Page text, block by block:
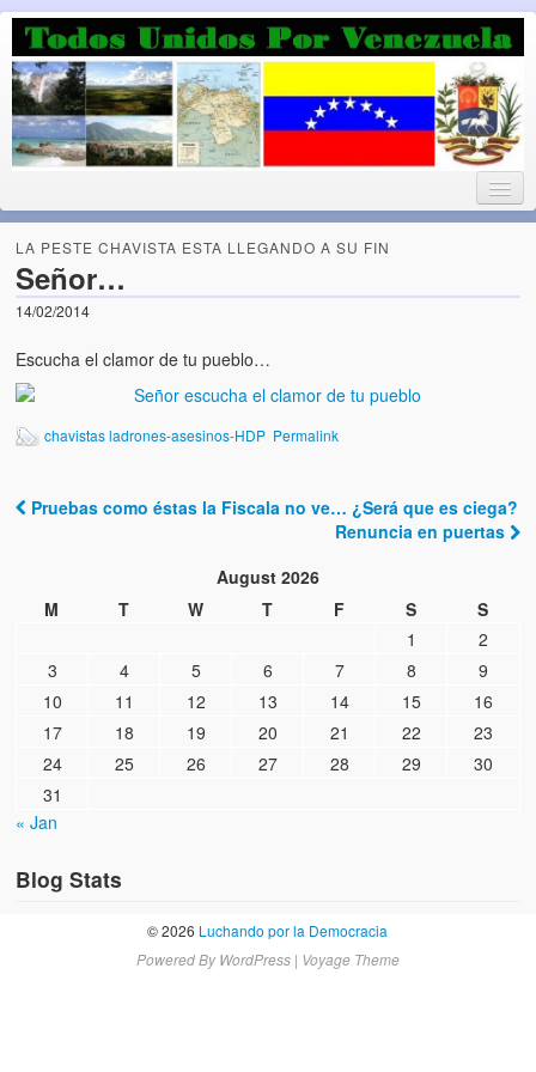
Luchando por la Democracia
Fuera el chavismo, la peor peste que le ha caido a esta tierra
Home
¡Bienvenido!
Blog. (Todos Unidos por Venezuela welcomes you to our Blog)
El Tipo y los Rojos en Los Teques (The Jerk and the Reds in
Teques)
Hablé con Chavistas (I spoke with chavistas)
La burla del Chavez “tan amante de los niños” (The mockery of
Chavez “such a children lover”)
Los niños de las calles de Venezuela (Children of the streets of
Venezuela)
Radio Emisoras y canales de televisión clausurados por el
LA PESTE CHAVISTA ESTA LLEGANDO A SU FIN
Señor…
14/02/2014
Escucha el clamor de tu pueblo…
chavistas ladrones-asesinos-HDP Permalink
Pruebas como éstas la Fiscala no ve… ¿Será que es ciega?
Renuncia en puertas
August 2026
M
T W T F S
S
1
2
3
4 5 6 7 8
9
10
11 12 13 14 15
16
17
18 19 20 21 22
23
24
25 26 27 28 29
30
31
« Jan
Blog Stats
© 2026 Luchando por la Democracia
Powered By WordPress| Voyage Theme